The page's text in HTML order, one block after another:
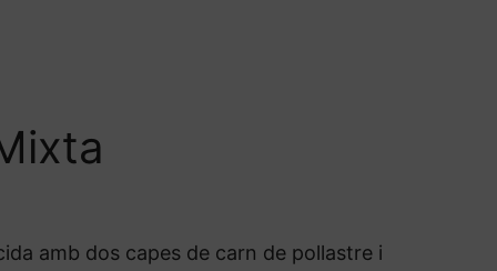
amb dos capes de carn de pollastre i